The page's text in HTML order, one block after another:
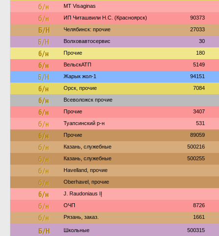
б/н MT Visaginas
б/н ИП Читашвили Н.С. (Красноярск) 90373
Б/Н Челябинск: прочие 27033
Б/Н Волховавтосервис 30
б/н Прочие 180
б/н ВельскАТП 5149
Б/Н Жарык жол-1 94151
б/н Орск, прочие 7084
б/н Всеволожск прочие
б/н Прочие 3407
б/н Туапсинский р-н 531
б/н Прочие 89059
б/н Казань, служебные 500216
б/н Казань, служебные 500255
б/н Havelland, прочие
б/н Oberhavel, прочие
б/н J. Raudoniaus IĮ
б/н ОЧП 8726
б/н Рязань, заказ. 1661
Б/Н Школьные 500315